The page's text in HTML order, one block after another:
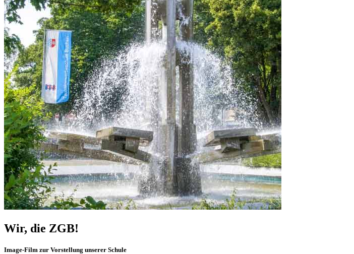
Wir, die ZGB!
Image-Film zur Vorstellung unserer Schule